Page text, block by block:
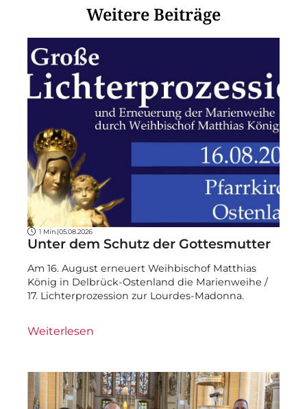
Weitere Beiträge
1 Min. |05.08.2026
Unter dem Schutz der Gottesmutter
Am 16. August erneuert Weihbischof Matthias
König in Delbrück-Ostenland die Marienweihe /
17. Lichterprozession zur Lourdes-Madonna.
Weiterlesen